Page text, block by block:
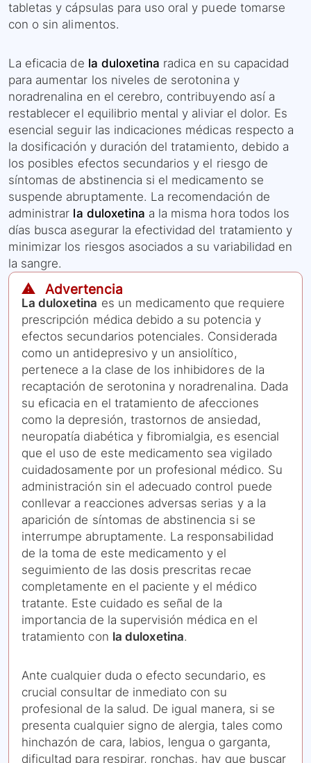
tabletas y cápsulas para uso oral y puede tomarse
con o sin alimentos.
La eficacia de la duloxetina radica en su capacidad
para aumentar los niveles de serotonina y
noradrenalina en el cerebro, contribuyendo así a
restablecer el equilibrio mental y aliviar el dolor. Es
esencial seguir las indicaciones médicas respecto a
la dosificación y duración del tratamiento, debido a
los posibles efectos secundarios y el riesgo de
síntomas de abstinencia si el medicamento se
suspende abruptamente. La recomendación de
administrar la duloxetina a la misma hora todos los
días busca asegurar la efectividad del tratamiento y
minimizar los riesgos asociados a su variabilidad en
la sangre.
⚠️ Advertencia
La duloxetina es un medicamento que requiere
prescripción médica debido a su potencia y
efectos secundarios potenciales. Considerada
como un antidepresivo y un ansiolítico,
pertenece a la clase de los inhibidores de la
recaptación de serotonina y noradrenalina. Dada
su eficacia en el tratamiento de afecciones
como la depresión, trastornos de ansiedad,
neuropatía diabética y fibromialgia, es esencial
que el uso de este medicamento sea vigilado
cuidadosamente por un profesional médico. Su
administración sin el adecuado control puede
conllevar a reacciones adversas serias y a la
aparición de síntomas de abstinencia si se
interrumpe abruptamente. La responsabilidad
de la toma de este medicamento y el
seguimiento de las dosis prescritas recae
completamente en el paciente y el médico
tratante. Este cuidado es señal de la
importancia de la supervisión médica en el
tratamiento con la duloxetina.
Ante cualquier duda o efecto secundario, es
crucial consultar de inmediato con su
profesional de la salud. De igual manera, si se
presenta cualquier signo de alergia, tales como
hinchazón de cara, labios, lengua o garganta,
dificultad para respirar, ronchas, hay que buscar